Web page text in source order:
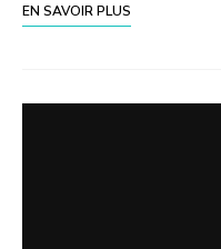
EN SAVOIR PLUS